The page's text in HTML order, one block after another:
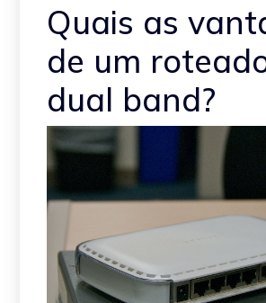
Quais as
de um
dual band?